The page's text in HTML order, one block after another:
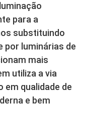
para a
substituindo
por luminárias de
mais
utiliza a via
em qualidade de
e bem